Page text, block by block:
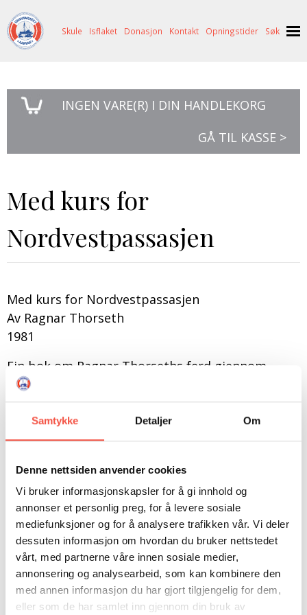
Samtykke Detaljer Om
Denne nettsiden anvender cookies
Vi bruker informasjonskapsler for å gi innhold og
annonser et personlig preg, for å levere sosiale
mediefunksjoner og for å analysere trafikken vår. Vi deler
dessuten informasjon om hvordan du bruker nettstedet
vårt, med partnerne våre innen sosiale medier,
annonsering og analysearbeid, som kan kombinere den
med annen informasjon du har gjort tilgjengelig for dem,
eller som de har samlet inn gjennom din bruk av
OM OSS
BILDE FRÅ MUSEET
ISHAVSSKUTA AARVAK
OVERVINTRINGSFANGST PÅ NORDAUST-GRØNLAND
ARRANGEMENT
UTLEIGE
PERSONVERNERKLÆRING
FORTELLINGAR
NORDØST-GRØNLAND
SELFANGST
NETTBUTIKK
ARRANGEMENT
UTLEIGE
ISHAVSQUIZ
FORTELLINGAR
KONTAKT
OPNINGSTIDER
Skule Isflaket Donasjon Kontakt Opningstider Søk
INGEN VARE(R) I DIN HANDLEKORG
GÅ TIL KASSE >
Med kurs for
Nordvestpassasjen
Med kurs for Nordvestpassasjen
Av Ragnar Thorseth
1981
Fin bok om Ragnar Thorseths ferd gjennom
Nordvest-passasjen.
Ragnar Thorseth (født 17. februar 1948) er en
norsk eventyrer og forfatter fra Herøy på
flere dristige turer i mindre båter. I 1969 rodde
han som første mann alene fra Måløy til Lerwick
på Shetland. I det neste tiåret reiste han bl.a
Nordishavet rundt, over Atlanterhavet og
gjennom Nordvestpassasjen. I 1982 var han med
på en snøscoter-ekspedisjon over isen til
Nordpolen som ble nådd 29. april. I perioden